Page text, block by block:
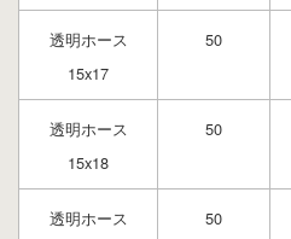
透明ホース
15x17
50
透明ホース
15x18
50
透明ホース 50